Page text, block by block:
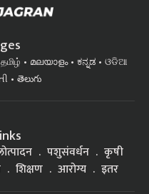
தமிழ் മലയാളം ಕನ್ನಡ
ଓଡିଆ
తెలుగు
पशुसंवर्धन
कृषी
शिक्षण आरोग्य इतर